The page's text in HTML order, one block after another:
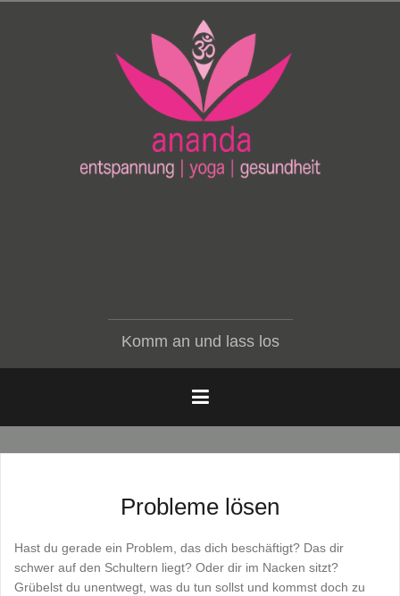
Komm an und lass los
Probleme lösen
Hast du gerade ein Problem, das dich beschäftigt? Das dir
schwer auf den Schultern liegt? Oder dir im Nacken sitzt?
Grübelst du unentwegt, was du tun sollst und kommst doch zu